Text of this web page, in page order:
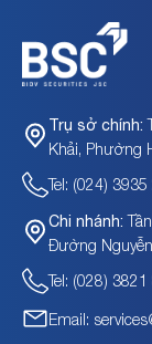
Trụ sở chính:
Khải, Phường
Tel: (024)
Chi nhánh:
Đường
Tel: (028)
Email: